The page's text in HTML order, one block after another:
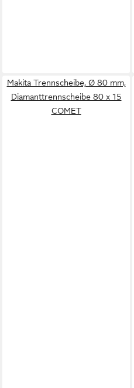
Makita Trennscheibe, Ø 80 mm,
Diamanttrennscheibe 80 x 15
COMET